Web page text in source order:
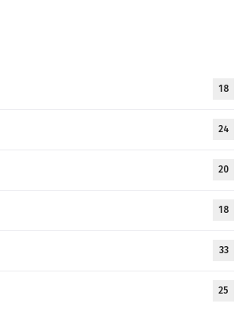
18
24
20
18
33
25